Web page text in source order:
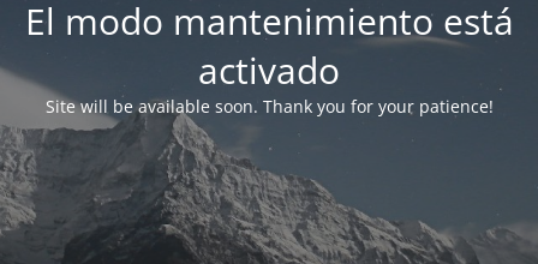
El modo mantenimiento está
activado
Site will be available soon. Thank you for your patience!